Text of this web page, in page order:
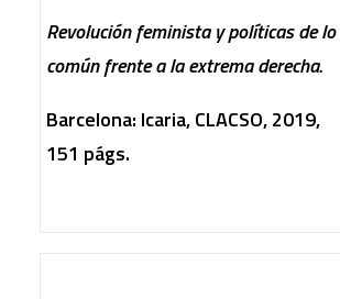
Revolución feminista y políticas de lo
común frente a la extrema derecha.
Barcelona: Icaria, CLACSO, 2019,
151 págs.